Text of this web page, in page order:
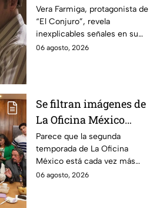
revela INQUIETANTES
señales en su cuerpo
durante la grabación de
la película
Vera Farmiga, protagonista de
“El Conjuro”, revela
inexplicables señales en su
cuerpo durante el rodaje de la
06 agosto, 2026
Se filtran imágenes de
La Oficina México
temporada 2 y un
detalle desata teorías
entre los fans
Parece que la segunda
temporada de La Oficina
México está cada vez más
cerca, pues el elenco ya se
06 agosto, 2026